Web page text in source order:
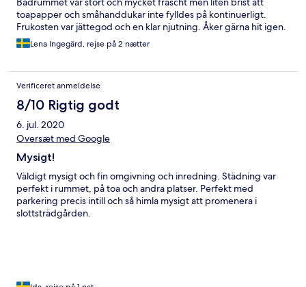
toapapper och småhanddukar inte fylldes på kontinuerligt.
Frukosten var jättegod och en klar njutning. Åker gärna hit igen.
Lena Ingegärd, rejse på 2 nætter
Verificeret anmeldelse
8/10 Rigtig godt
6. jul. 2020
Oversæt med Google
Mysigt!
Väldigt mysigt och fin omgivning och inredning. Städning var
perfekt i rummet, på toa och andra platser. Perfekt med
parkering precis intill och så himla mysigt att promenera i
slottsträdgården.